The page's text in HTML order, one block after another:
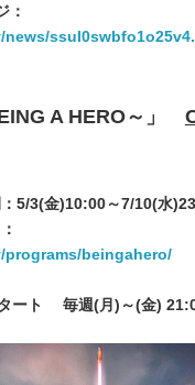
：
A HERO～」
5/3(金)10:00～7/10(水
programs/beingahero/
ート 毎週(月)～(金)